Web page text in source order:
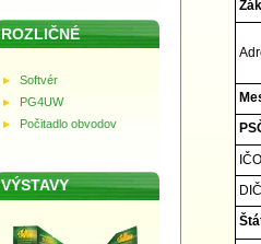
ROZLIČNÉ
Softvér
PG4UW
Počitadlo obvodov
VÝSTAVY